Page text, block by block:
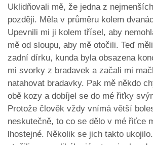
Uklidňovali mě, že jedna z
později. Měla v průměru kolem
Upevnili mi ji kolem třísel, aby
mě od sloupu, aby mě otočili. Teď
zadní dírku, kunda byla obsazena
mi svorky z bradavek a začali mi
natahovat bradavky. Pak mě někdo
obě kozy a dobíjel se do mé řiťky
Protože člověk vždy vnímá větší
neskutečně, to co se dělo v mé řiťce
lhostejné. Několik se jich takto